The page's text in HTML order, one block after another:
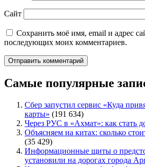
Сайт
Сохранить моё имя, email и адрес
последующих моих комментариев.
Самые популярные
Сбер запустил сервис «Куда
карты» (191 634)
Через РУС в «Ахмат»: как стать
Объясняем на китах: сколько
(35 429)
Информационные щиты о
установили на дорогах города